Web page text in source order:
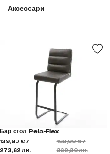
Аксесоари
Бар стол Pela-Flex
139,90 € /
273,62 лв.
169,90 € /
332,30 лв.